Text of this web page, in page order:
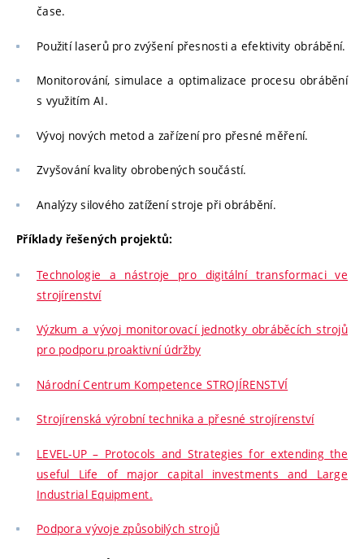
čase.
Použití laserů pro zvýšení přesnosti a efektivity obrábění.
Monitorování, simulace a optimalizace procesu obrábění
s využitím AI.
Vývoj nových metod a zařízení pro přesné měření.
Zvyšování kvality obrobených součástí.
Analýzy silového zatížení stroje při obrábění.
Příklady řešených projektů:
Technologie a nástroje pro digitální transformaci ve
strojírenství
Výzkum a vývoj monitorovací jednotky obráběcích strojů
pro podporu proaktivní údržby
Národní Centrum Kompetence STROJÍRENSTVÍ
Strojírenská výrobní technika a přesné strojírenství
LEVEL-UP – Protocols and Strategies for extending the
useful Life of major capital investments and Large
Industrial Equipment.
Podpora vývoje způsobilých strojů